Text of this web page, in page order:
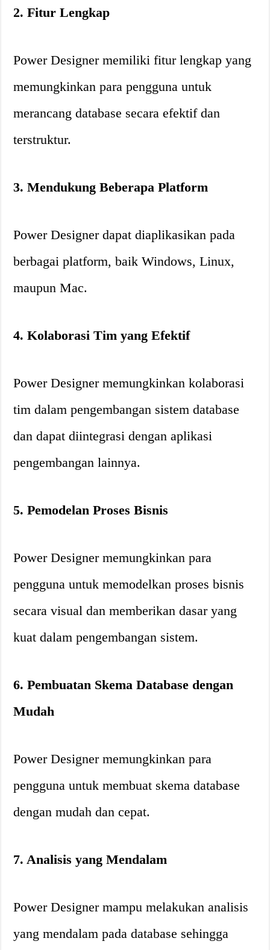
2. Fitur Lengkap
Power Designer memiliki fitur lengkap yang
memungkinkan para pengguna untuk
merancang database secara efektif dan
terstruktur.
3. Mendukung Beberapa Platform
Power Designer dapat diaplikasikan pada
berbagai platform, baik Windows, Linux,
maupun Mac.
4. Kolaborasi Tim yang Efektif
Power Designer memungkinkan kolaborasi
tim dalam pengembangan sistem database
dan dapat diintegrasi dengan aplikasi
pengembangan lainnya.
5. Pemodelan Proses Bisnis
Power Designer memungkinkan para
pengguna untuk memodelkan proses bisnis
secara visual dan memberikan dasar yang
kuat dalam pengembangan sistem.
6. Pembuatan Skema Database dengan
Mudah
Power Designer memungkinkan para
pengguna untuk membuat skema database
dengan mudah dan cepat.
7. Analisis yang Mendalam
Power Designer mampu melakukan analisis
yang mendalam pada database sehingga